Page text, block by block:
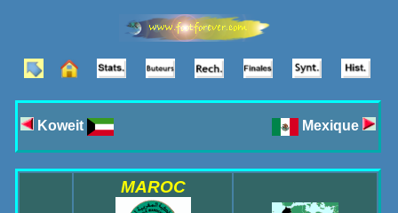
Koweit Mexique
MAROC